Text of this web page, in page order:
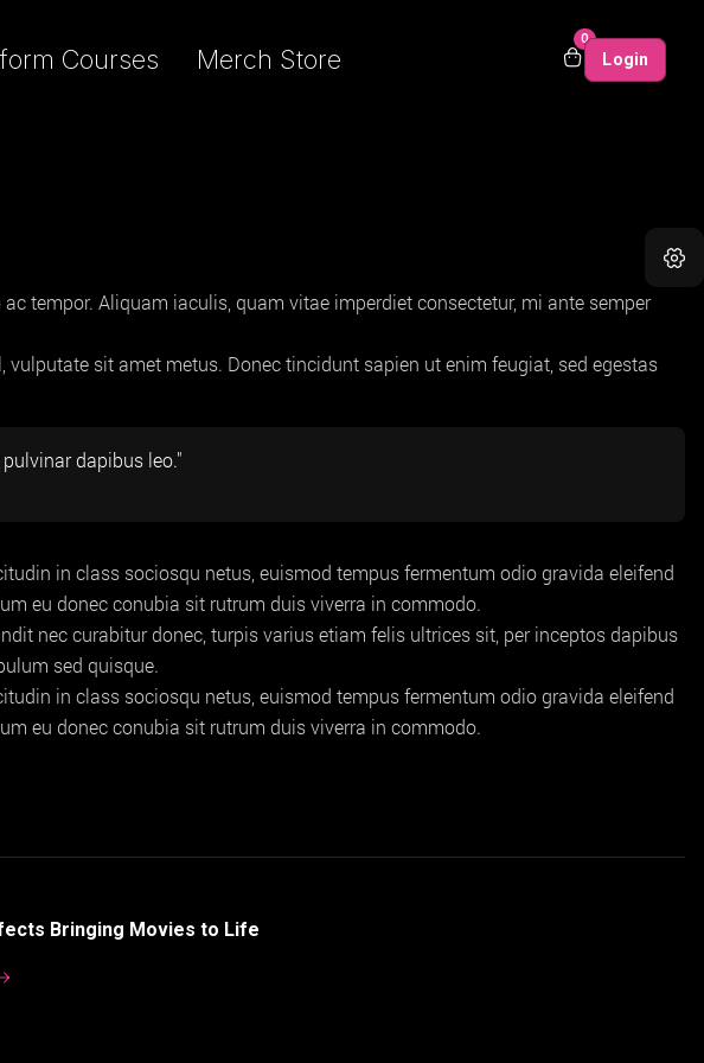
Courses Merch Store
0
Login
tempor. Aliquam iaculis, quam vitae imperdiet consectetur, mi ante semper
sit amet metus. Donec tincidunt sapien ut enim feugiat, sed egestas
dapibus leo."
in class sociosqu netus, euismod tempus fermentum odio gravida eleifend
eu donec conubia sit rutrum duis viverra in commodo.
nec curabitur donec, turpis varius etiam felis ultrices sit, per inceptos dapibus
sed quisque.
in class sociosqu netus, euismod tempus fermentum odio gravida eleifend
eu donec conubia sit rutrum duis viverra in commodo.
Bringing Movies to Life